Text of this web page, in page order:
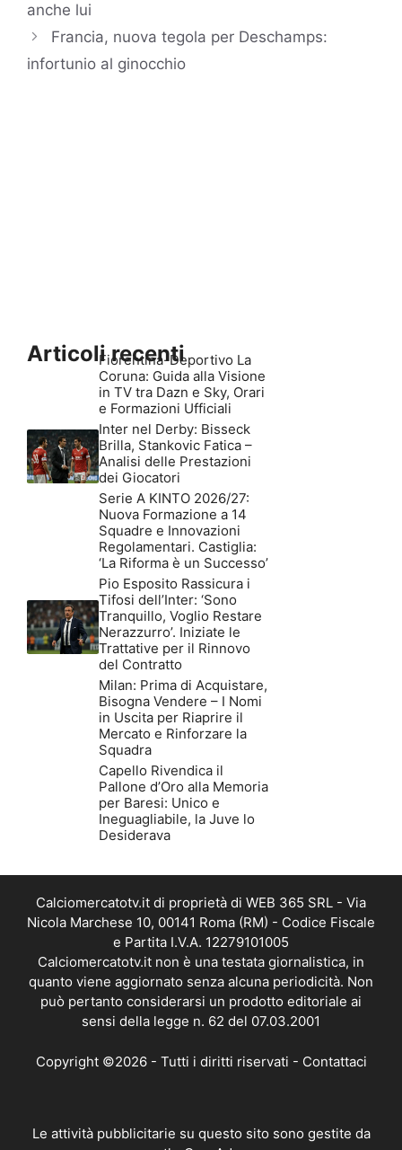
anche lui
Francia, nuova tegola per Deschamps:
infortunio al ginocchio
Articoli recenti
Fiorentina-Deportivo La
Coruna: Guida alla Visione
in TV tra Dazn e Sky, Orari
e Formazioni Ufficiali
Inter nel Derby: Bisseck
Brilla, Stankovic Fatica –
Analisi delle Prestazioni
dei Giocatori
Serie A KINTO 2026/27:
Nuova Formazione a 14
Squadre e Innovazioni
Regolamentari. Castiglia:
‘La Riforma è un Successo’
Pio Esposito Rassicura i
Tifosi dell’Inter: ‘Sono
Tranquillo, Voglio Restare
Nerazzurro’. Iniziate le
Trattative per il Rinnovo
del Contratto
Milan: Prima di Acquistare,
Bisogna Vendere – I Nomi
in Uscita per Riaprire il
Mercato e Rinforzare la
Squadra
Capello Rivendica il
Pallone d’Oro alla Memoria
per Baresi: Unico e
Ineguagliabile, la Juve lo
Desiderava
Calciomercatotv.it di proprietà di WEB 365 SRL - Via
Nicola Marchese 10, 00141 Roma (RM) - Codice Fiscale
e Partita I.V.A. 12279101005
Calciomercatotv.it non è una testata giornalistica, in
quanto viene aggiornato senza alcuna periodicità. Non
può pertanto considerarsi un prodotto editoriale ai
sensi della legge n. 62 del 07.03.2001
Copyright ©2026 - Tutti i diritti riservati - Contattaci
Le attività pubblicitarie su questo sito sono gestite da